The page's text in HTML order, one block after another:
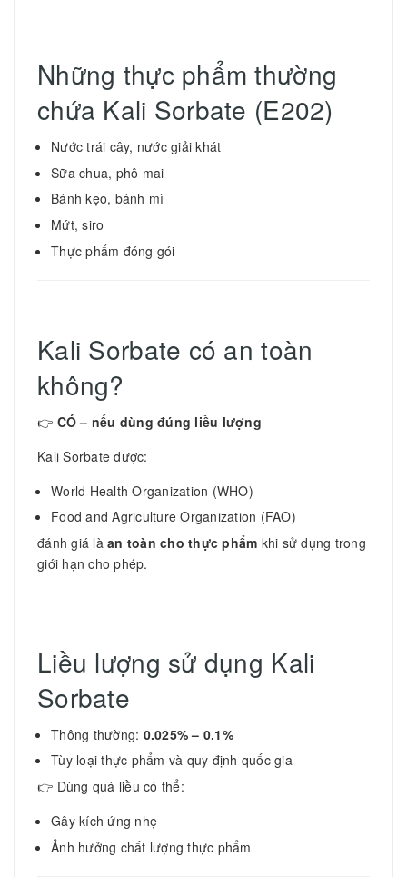
Những thực phẩm thường
chứa Kali Sorbate (E202)
Nước trái cây, nước giải khát
Sữa chua, phô mai
Bánh kẹo, bánh mì
Mứt, siro
Thực phẩm đóng gói
Kali Sorbate có an toàn
không?
👉 CÓ – nếu dùng đúng liều lượng
Kali Sorbate được:
World Health Organization (WHO)
Food and Agriculture Organization (FAO)
đánh giá là an toàn cho thực phẩm khi sử dụng trong
giới hạn cho phép.
Liều lượng sử dụng Kali
Sorbate
Thông thường: 0.025% – 0.1%
Tùy loại thực phẩm và quy định quốc gia
👉 Dùng quá liều có thể:
Gây kích ứng nhẹ
Ảnh hưởng chất lượng thực phẩm